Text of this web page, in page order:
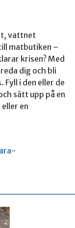
vattnet
matbutiken –
krisen? Med
dig och bli
Fyll i den eller de
sätt upp på en
en